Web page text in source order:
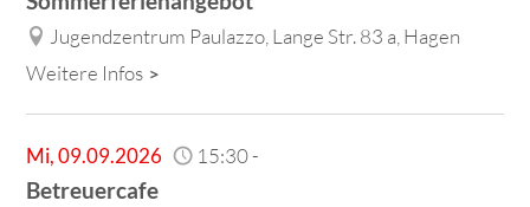
Jugendzentrum Paulazzo, Lange Str. 83 a, Hagen
Weitere Infos
Mi,09.09.2026 15:30-
Betreuercafe